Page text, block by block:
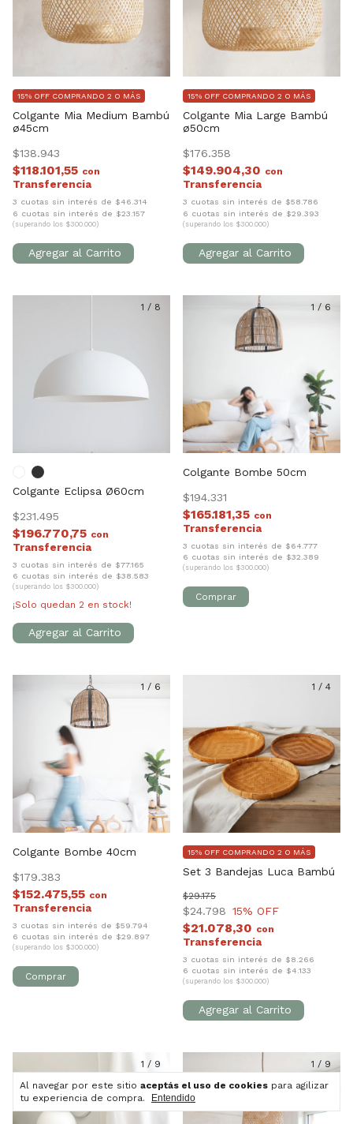
Al navegar por este sitio aceptás el uso de cookies para agilizar
tu experiencia de compra.
Entendido
Colgante Mia Medium Bambú
ø45cm
$138.943
15% OFF COMPRANDO 2 O MÁS
$118.101,55 con
3 cuotas sin interés de $46.314
6 cuotas sin interés de $23.157
(superando los $300.000)
Colgante Mia Large Bambú
ø50cm
$176.358
15% OFF COMPRANDO 2 O MÁS
$149.904,30 con
3 cuotas sin interés de $58.786
6 cuotas sin interés de $29.393
(superando los $300.000)
1 / 8
Colgante Eclipsa Ø60cm
$231.495
$196.770,75 con
3 cuotas sin interés de $77.165
6 cuotas sin interés de $38.583
(superando los $300.000)
¡Solo quedan 2 en stock!
1 / 6
Colgante Bombe 50cm
$194.331
$165.181,35 con
3 cuotas sin interés de $64.777
6 cuotas sin interés de $32.389
(superando los $300.000)
1 / 6
Colgante Bombe 40cm
$179.383
$152.475,55 con
3 cuotas sin interés de $59.794
6 cuotas sin interés de $29.897
(superando los $300.000)
1 / 4
Set 3 Bandejas Luca Bambú
$24.798
$29.175
15% OFF
15% OFF COMPRANDO 2 O MÁS
$21.078,30 con
3 cuotas sin interés de $8.266
6 cuotas sin interés de $4.133
(superando los $300.000)
1 / 9 1 / 9